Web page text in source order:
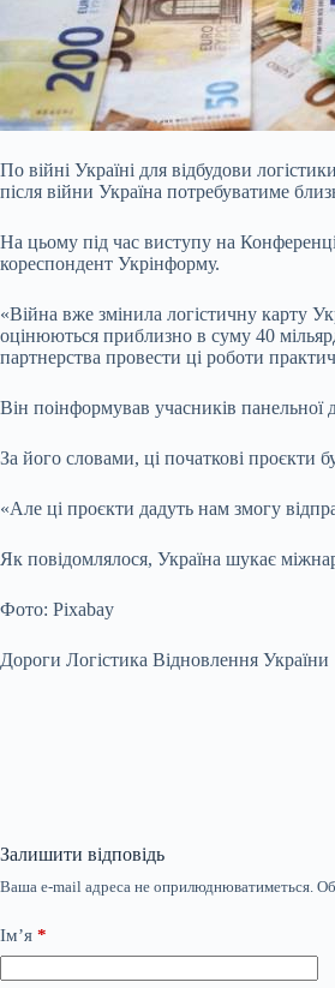
По війні Україні для відбудови
після війни Україна потребуватиме
На цьому під час виступу на
кореспондент Укрінформу.
«Війна вже змінила логістичну карту
оцінюються приблизно в суму 40
партнерства провести ці роботи
Він поінформував учасників панельної
За його словами, ці початкові проєкти
«Але ці проєкти дадуть нам змогу
Як повідомлялося, Україна шукає
Фото: Pixabay
Дороги Логістика Відновлення України
Залишити відповідь
Ваша e-mail адреса не оприлюднюватиметься.
Ім’я *